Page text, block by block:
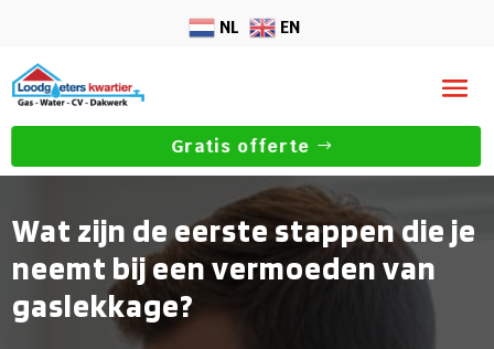
NL EN
Gratis offerte
Wat zijn de eerste stappen die je
neemt bij een vermoeden van
gaslekkage?